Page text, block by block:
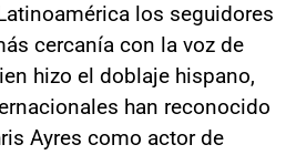
los seguidores
cercanía con la voz de
hizo el doblaje hispano,
han reconocido
Ayres como actor de